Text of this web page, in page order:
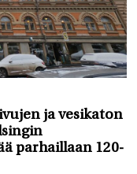
ja vesikaton
parhaillaan 120-